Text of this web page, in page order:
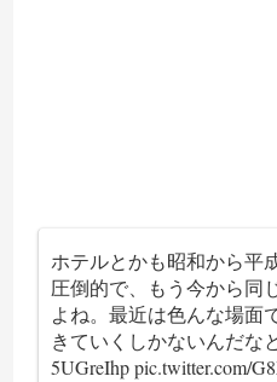
ホテルとかも昭和から平
圧倒的で、もう今から同
よね。最近は色んな場面
きていくしかないんだな
5UGreIhp pic.twitter.com/